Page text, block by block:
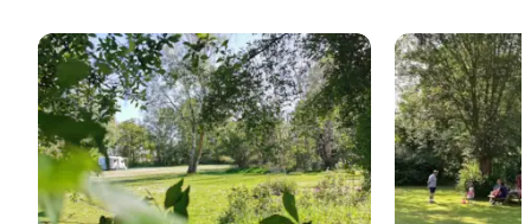
Frederiksværk City Camping & VandrehjemFredensborg